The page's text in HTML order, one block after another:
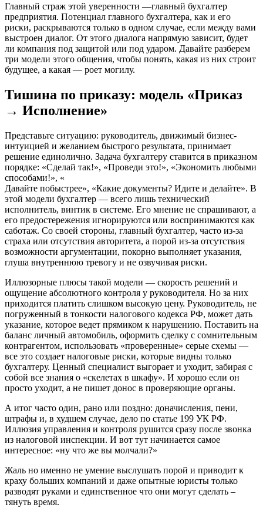
Главный страж этой уверенности —главный бухгалтер
предприятия. Потенциал главного бухгалтера, как и его
риски, раскрываются только в одном случае, если между вами
выстроен диалог. От этого диалога напрямую зависит, будет
ли компания под защитой или под ударом. Давайте разберем
три модели этого общения, чтобы понять, какая из них строит
будущее, а какая — роет могилу.
Тишина по приказу: модель «Приказ
→ Исполнение»
Представьте ситуацию: руководитель, движимый бизнес-
интуицией и желанием быстрого результата, принимает
решение единолично. Задача бухгалтеру ставится в приказном
порядке: «Сделай так!», «Проведи это!», «Экономить любыми
способами!», «
Давайте побыстрее», «Какие документы? Идите и делайте». В
этой модели бухгалтер — всего лишь технический
исполнитель, винтик в системе. Его мнение не спрашивают, а
его предостережения игнорируются или воспринимаются как
саботаж. Со своей стороны, главный бухгалтер, часто из-за
страха или отсутствия авторитета, а порой из-за отсутствия
возможности аргументации, покорно выполняет указания,
глуша внутреннюю тревогу и не озвучивая риски.
Иллюзорные плюсы такой модели — скорость решений и
ощущение абсолютного контроля у руководителя. Но за них
приходится платить слишком высокую цену. Руководитель, не
погруженный в тонкости налогового кодекса РФ, может дать
указание, которое ведет прямиком к нарушению. Поставить на
баланс личный автомобиль, оформить сделку с сомнительным
контрагентом, использовать «проверенные» серые схемы —
все это создает налоговые риски, которые видны только
бухгалтеру. Ценный специалист выгорает и уходит, забирая с
собой все знания о «скелетах в шкафу». И хорошо если он
просто уходит, а не пишет донос в проверяющие органы.
А итог часто один, рано или поздно: доначисления, пени,
штрафы и, в худшем случае, дело по статье 199 УК РФ.
Иллюзия управления и контроля рушится сразу после звонка
из налоговой инспекции. И вот тут начинается самое
интересное: «ну что же вы молчали?»
Жаль но именно не умение выслушать порой и приводит к
краху больших компаний и даже опытные юристы только
разводят руками и единственное что они могут сделать –
тянуть время.